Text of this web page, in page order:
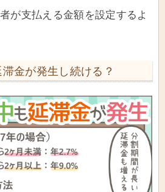
が支払える金額を設定するよ
金が発生し続ける？